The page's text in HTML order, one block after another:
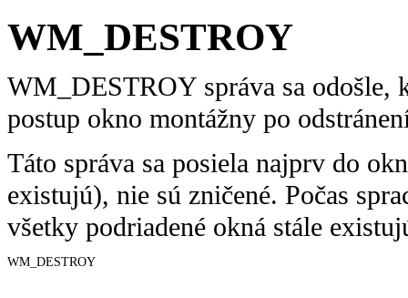
WM_DESTROY
WM_DESTROY správa sa odošle,
postup okno montážny po
Táto správa sa posiela najprv do
existujú), nie sú zničené. Počas
všetky podriadené okná stále
WM_DESTROY